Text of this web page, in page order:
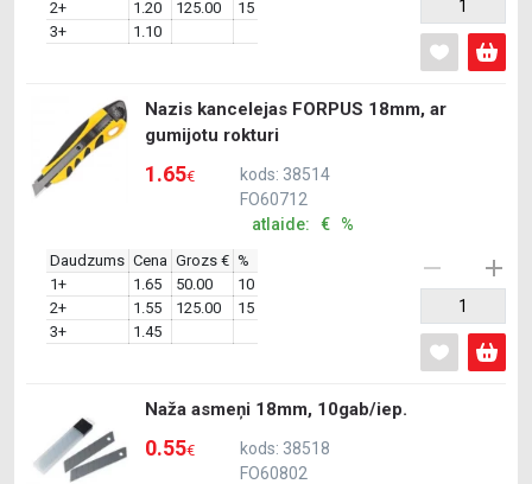
2+ 1.20 125.00
15
3+
1.10
Nazis kancelejas FORPUS 18mm, ar
gumijotu rokturi
1.65€
kods: 38514
FO60712
atlaide: € %
Daudzums Cena Grozs € %
1+
1.65 50.00
10
2+
1.55 125.00
15
3+
1.45
Naža asmeņi 18mm, 10gab/iep.
0.55€
kods: 38518
FO60802